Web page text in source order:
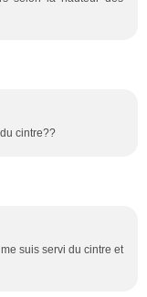
cintre??
suis servi du cintre et